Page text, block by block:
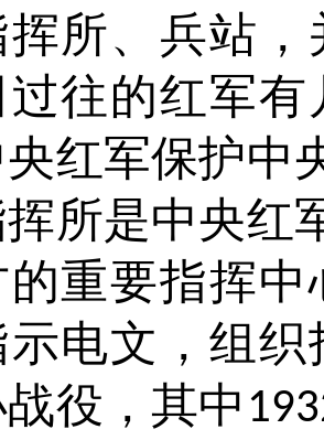
所、兵站
往的红军
红军保护中
所是中央红
重要指挥
示电文，组
役，其中